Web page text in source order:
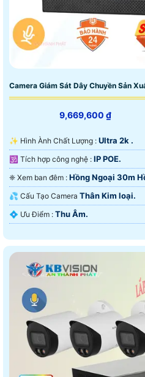
Camera Giám Sát Dây Chuyền Sản
9,669,600 ₫
✨ Hình Ành Chất Lượng : Ultra 2k .
🕉️ Tích hợp công nghệ : IP POE.
❈ Xem ban đêm : Hồng Ngoại 30m
💦 Cấu Tạo Camera Thân Kim loại.
️💠 Ưu Điểm : Thu Âm.